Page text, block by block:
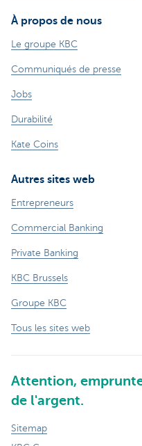
À propos de nous
Le groupe KBC
Communiqués de presse
Jobs
Durabilité
Kate Coins
Autres sites web
Entrepreneurs
Commercial Banking
Private Banking
KBC Brussels
Groupe KBC
Tous les sites web
Attention,
de l'argent.
Sitemap